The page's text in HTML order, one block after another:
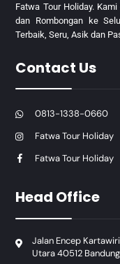
Fatwa Tour Holiday.
dan Rombongan ke
Terbaik, Seru, Asik dan
Contact Us
0813-1338-0660
Fatwa Tour Holiday
Fatwa Tour Holiday
Head Office
Jalan Encep
Utara 40512